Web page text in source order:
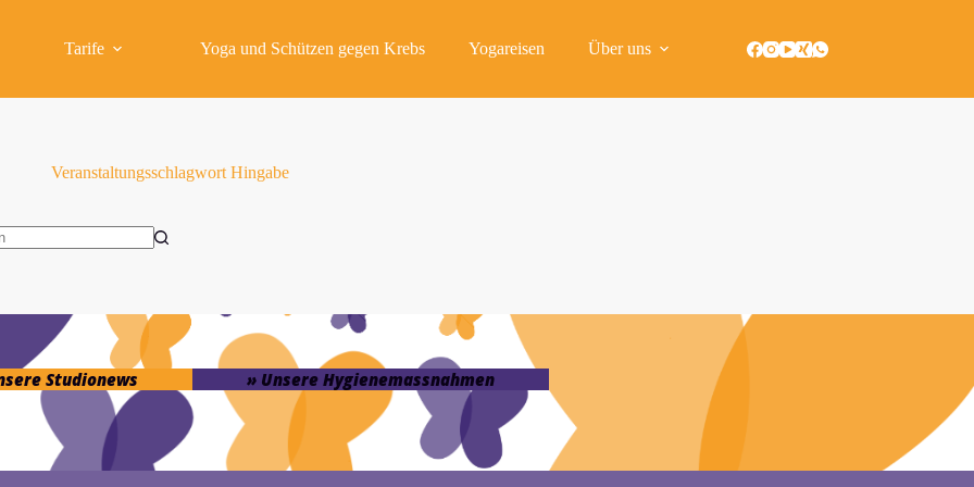
Tarife Yoga und Schützen gegen Krebs Yogareisen Über uns
Veranstaltungsschlagwort Hingabe
Studionews » Unsere Hygienemassnahmen